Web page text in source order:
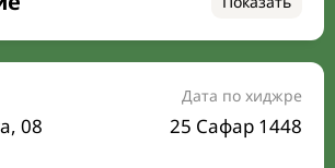
на сегодня
месяц
и Ифтара на сегодня
08
Дата по хиджре
25 Сафар 1448